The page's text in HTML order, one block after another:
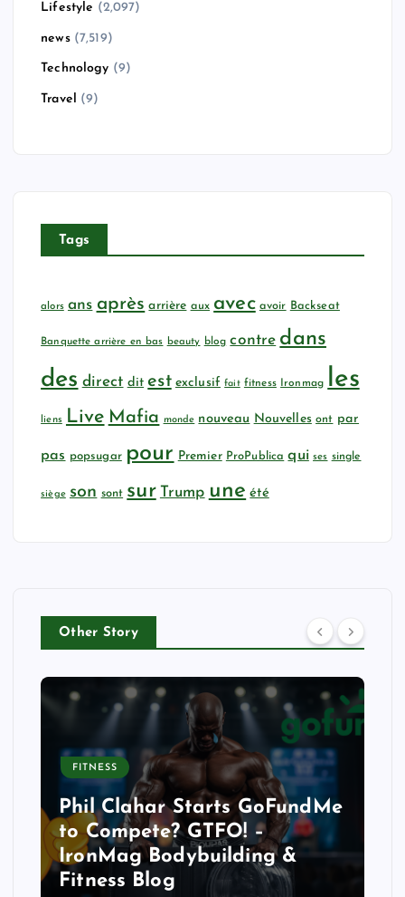
Lifestyle (2,097)
news(7,519)
Technology (9)
Travel (9)
Tags
alors ans après arrière aux avec avoir Backseat
Banquette arrière en bas beauty blog contre dans
des direct dit est exclusif fait fitness Ironmag les
liens Live Mafia monde nouveau Nouvelles ont par
pas popsugar pour Premier ProPublica qui ses single
siège son sont sur Trump une été
Other Story
FITNESS
Phil Clahar Starts GoFundMe
to Compete? GTFO! –
IronMag Bodybuilding &
Fitness Blog